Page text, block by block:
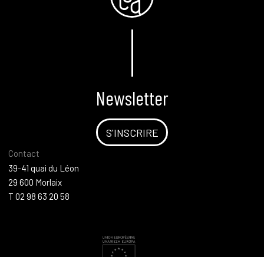
Newsletter
S'INSCRIRE
Contact
39-41 quai du Léon
29 600 Morlaix
T 02 98 63 20 58